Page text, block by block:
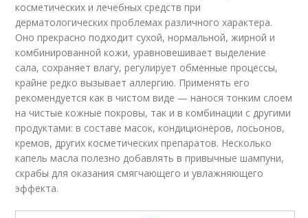
косметических и лечебных средств при
дерматологических проблемах различного характера.
Оно прекрасно подходит сухой, нормальной, жирной и
комбинированной кожи, уравновешивает выделение
сала, сохраняет влагу, регулирует обменные процессы,
крайне редко вызывает аллергию. Применять его
рекомендуется как в чистом виде — нанося тонким слоем
на чистые кожные покровы, так и в комбинации с другими
продуктами: в составе масок, кондиционеров, лосьонов,
кремов, других косметических препаратов. Несколько
капель масла полезно добавлять в привычные шампуни,
скрабы для оказания смягчающего и увлажняющего
эффекта.